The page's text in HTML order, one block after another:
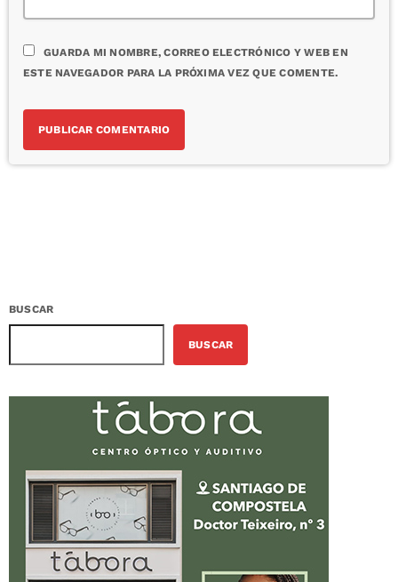
GUARDA MI NOMBRE, CORREO ELECTRÓNICO Y WEB EN
ESTE NAVEGADOR PARA LA PRÓXIMA VEZ QUE COMENTE.
BUSCAR
BUSCAR